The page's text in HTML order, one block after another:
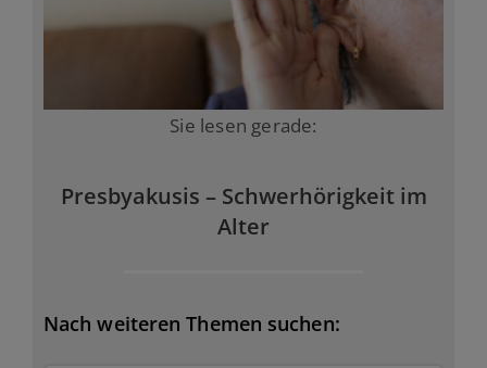
Sie lesen gerade:
Presbyakusis – Schwerhörigkeit im
Alter
Nach weiteren Themen suchen: